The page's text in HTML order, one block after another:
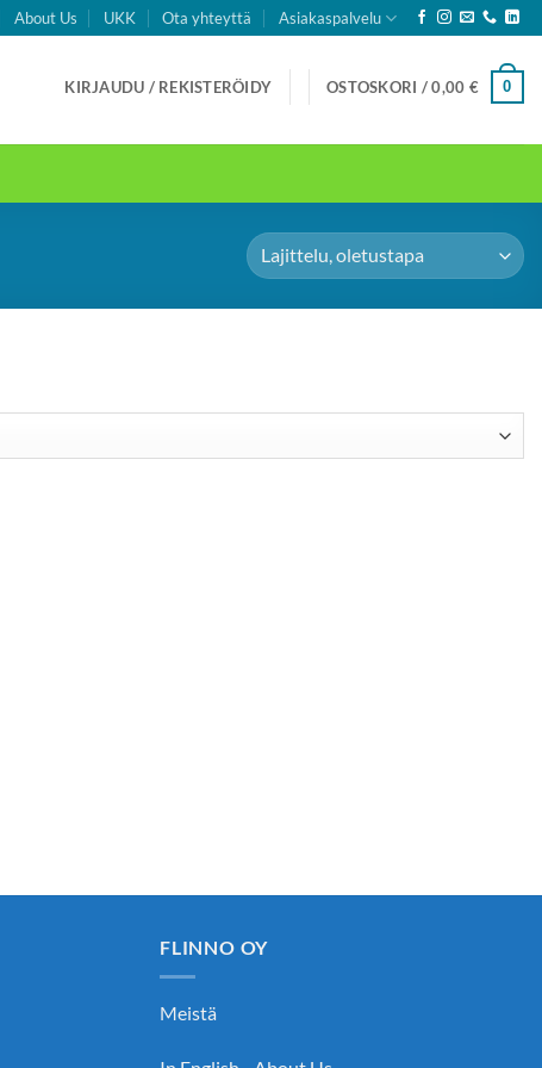
About Us UKK Ota yhteyttä Asiakaspalvelu
KIRJAUDU / REKISTERÖIDY OSTOSKORI /0,00 € 0
FLINNO OY
Meistä